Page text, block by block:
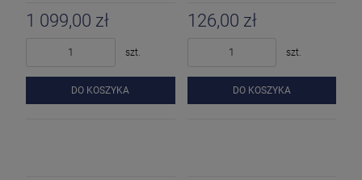
1 099,00 zł
szt.
DO KOSZYKA
126,00 zł
szt.
DO KOSZYKA